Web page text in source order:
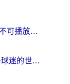
在国外看世界杯直播当前地区不可播放？海外党必看的回国加速全攻略
当CCTV5仅限中国大陆，海外球迷的世界杯狂欢如何继续？